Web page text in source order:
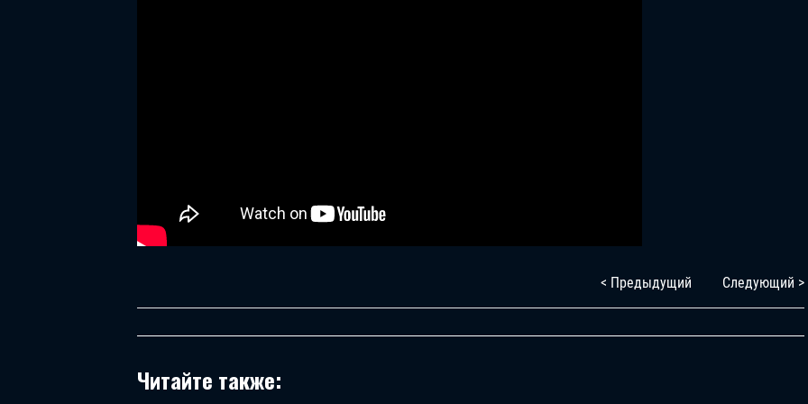
< Предыдущий Следующий >
Читайте также: